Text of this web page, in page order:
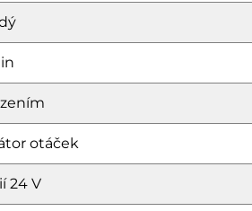
otáček
24 V